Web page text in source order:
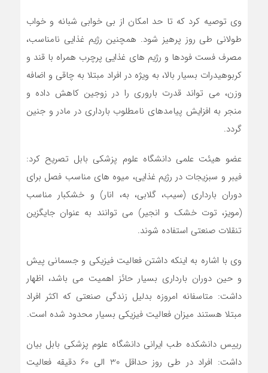
وی توصیه کرد که تا حد امکان از بی خوابی شبانه و خواب
طولانی طی روز پرهیز شود. همچنین رژیم غذایی نامناسب،
مصرف فست فودها و رژیم های غذایی پرچرب همراه با قند و
کربوهیدرات بسیار بالا، به ویژه در افراد مبتلا به چاقی و اضافه
وزن، می تواند قدرت باروری را در زوجین کاهش داده و
منجر به افزایش پیامدهای نامطلوب بارداری در مادر و جنین
گردد.
عضو هیئت علمی دانشگاه علوم پزشکی بابل تصریح کرد:
فیبر و سبزیجات در رژیم غذایی، میوه های مناسب فصل برای
دوران بارداری (سیب، گلابی، به، انار) و خشکبار مناسب
(مویز، توت خشک و انجیر) می‏ توانند به عنوان جایگزین
تنقلات صنعتی استفاده شوند.
وی با اشاره به اینکه داشتن فعالیت فیزیکی و جسمانی پیش
و حین دوران بارداری بسیار حائز اهمیت می باشد، اظهار
داشت: متاسفانه امروزه بدلیل زندگی صنعتی که اکثر افراد
مبتلا هستند میزان فعالیت فیزیکی بسیار محدود شده است.
رییس دانشکده طب ایرانی دانشگاه علوم پزشکی بابل بیان
داشت: افراد در طی روز حداقل 30 الی 60 دقیقه فعالیت